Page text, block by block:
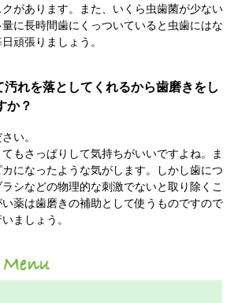
があります。また、いくら虫歯菌が少ない
に長時間歯にくっついていると虫歯にはな
頑張りましょう。
汚れを落としてくれるから歯磨きをし
か？
い。
もさっぱりして気持ちがいいですよね。ま
になったような気がします。しかし歯につ
シなどの物理的な刺激でないと取り除くこ
薬は歯磨きの補助として使うものですので
ましょう。